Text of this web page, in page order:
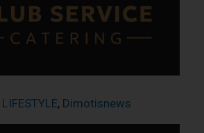
LIFESTYLE, Dimotisnews